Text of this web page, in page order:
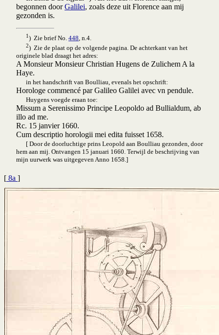
begonnen doorGalilei, zoals deze uit Florence aan mij
gezonden is.
1) Zie brief No. 448, n.4.
2) Zie de plaat op de volgende pagina. De achterkant van het
originele blad draagt het adres:
A Monsieur Monsieur Christian Hugens de Zulichem A la
Haye.
in het handschrift van Boulliau, evenals het opschrift:
Horologe commencé par Galileo Galilei avec vn pendule.
Huygens voegde eraan toe:
Missum a Serenissimo Principe Leopoldo ad Bullialdum, ab
illo ad me.
Rc. 15 janvier 1660.
Cum descriptio horologii mei edita fuisset 1658.
[ Door de doorluchtige prins Leopold aan Boulliau gezonden, door
hem aan mij. Ontvangen 15 januari 1660. Terwijl de beschrijving van
mijn uurwerk was uitgegeven Anno 1658.]
[ 8a ]